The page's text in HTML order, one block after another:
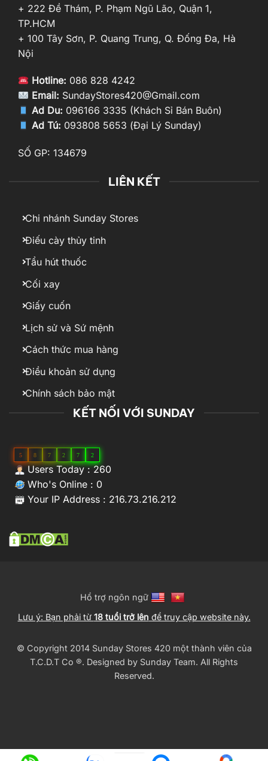
+ 222 Đề Thám, P. Phạm Ngũ Lão, Quận 1,
TP.HCM
+ 100 Tây Sơn, P. Quang Trung, Q. Đống Đa, Hà
Nội
Hotline: 086 828 4242
Email: SundayStores420@Gmail.com
Ad Du: 096166 3335 (Khách Sỉ Bán Buôn)
Ad Tú: 093808 5653 (Đại Lý Sunday)
SỐ GP: 134679
LIÊN KẾT
Chi nhánh Sunday Stores
Điếu cày thủy tinh
Tẩu hút thuốc
Cối xay
Giấy cuốn
Lịch sử và Sứ mệnh
Cách thức mua hàng
Điều khoản sử dụng
Chính sách bảo mật
KẾT NỐI VỚI SUNDAY
5 8 7 2 7 2
Users Today : 260
Who's Online : 0
Your IP Address : 216.73.216.212
Hổ trợ ngôn ngữ
Lưu ý: Bạn phải từ 18 tuổi trở lên để truy cập website này.
© Copyright 2014 Sunday Stores 420 một thành viên của
T.C.D.T Co ®️. Designed by Sunday Team. All Rights
Reserved.